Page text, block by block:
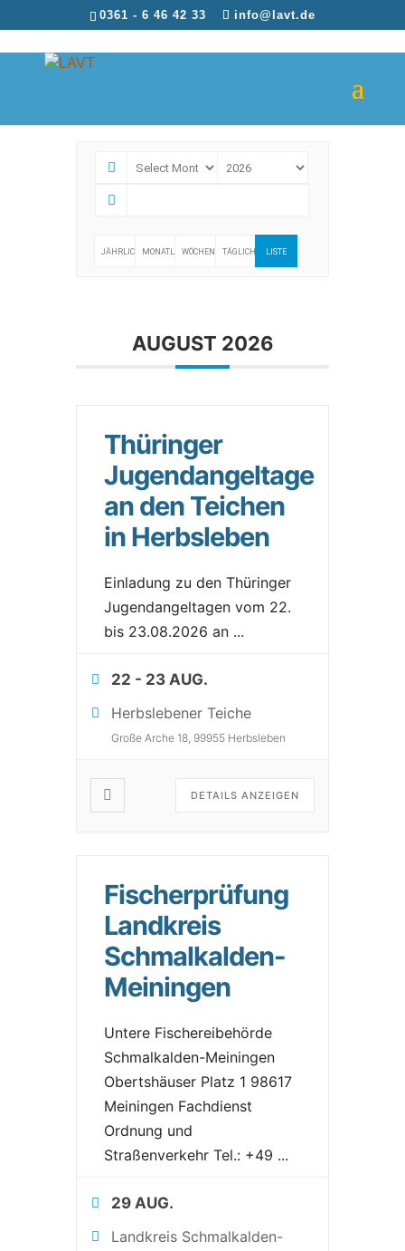
0361 - 6 46 42 33 info@lavt.de
JÄHRLICH MONATLICHWÖCHENTLICHTÄGLICH LISTE
AUGUST 2026
Thüringer
Jugendangeltage
an den Teichen
in Herbsleben
Einladung zu den Thüringer
Jugendangeltagen vom 22.
bis 23.08.2026 an ...
22 - 23 AUG.
Herbslebener Teiche
Große Arche 18, 99955 Herbsleben
DETAILS ANZEIGEN
Fischerprüfung
Landkreis
Schmalkalden-
Meiningen
Untere Fischereibehörde
Schmalkalden-Meiningen
Obertshäuser Platz 1 98617
Meiningen Fachdienst
Ordnung und
Straßenverkehr Tel.: +49 ...
29 AUG.
Landkreis Schmalkalden-